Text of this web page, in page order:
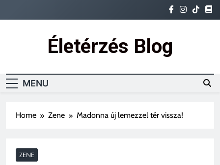
Életérzés Blog
MENU
Home Zene Madonna új lemezzel tér vissza!
ZENE